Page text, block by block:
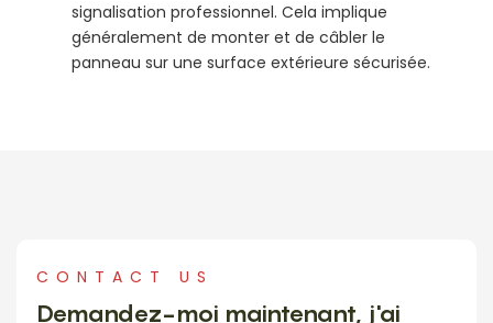
signalisation professionnel. Cela implique
généralement de monter et de câbler le
panneau sur une surface extérieure sécurisée.
CONTACT US
Demandez-moi maintenant, j'ai